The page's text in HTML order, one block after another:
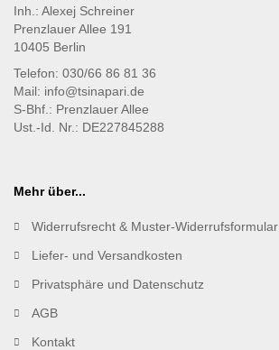
Inh.: Alexej Schreiner
Prenzlauer Allee 191
10405 Berlin
Telefon: 030/66 86 81 36
Mail: info@tsinapari.de
S-Bhf.: Prenzlauer Allee
Ust.-Id. Nr.: DE227845288
Mehr über...
Widerrufsrecht & Muster-Widerrufsformular
Liefer- und Versandkosten
Privatsphäre und Datenschutz
AGB
Kontakt